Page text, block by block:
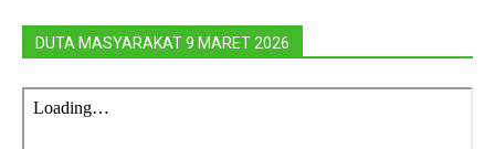
DUTA MASYARAKAT 9 MARET 2026